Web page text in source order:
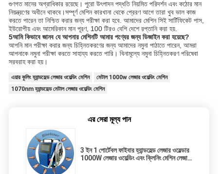
গুণগত মানের অগ্রাধিকার রয়েছে। পুরো উৎপাদন পদ্ধতি নিয়মিত পরিদর্শন এবং কঠোর মান
নিয়ন্ত্রণের অধীনে থাকবে।সম্পূর্ণ মেশিন কারখানা থেকে প্রেরণ আগে তারা খুব ভাল কাজ
করতে পারেন তা নিশ্চিত করার জন্য পরীক্ষা করা হবে. আমাদের মেশিন সিই সার্টিফিকেট পাস,
ইউরোপীয় এবং আমেরিকান মান পূরণ, 100 টিরও বেশি দেশে রপ্তানি করা হয়.
5আমি কিভাবে জানব যে আপনার মেশিনটি আমার পণ্যের জন্য ডিজাইন করা হয়েছে?
আপনি মান পরীক্ষা করার জন্য চিহ্নিতকরণের জন্য আমাদের নমুনা পাঠাতে পারেন, আমরা
আপনাকে নমুনা পরীক্ষা করতে সাহায্য করতে পারি। বিনামূল্যে নমুনা চিহ্নিতকরণ পরিষেবা
সরবরাহ করা হয়।
এয়ার কুলিং হ্যান্ডহেল্ড লেজার ওয়েল্ডিং মেশিন
মেটাল 1000w লেজার ওয়েল্ডিং মেশিন
1070nm হ্যান্ডহেল্ড মেটাল লেজার ওয়েল্ডিং মেশিন
এর সেরা মূল্য পান
3 ইন 1 পোর্টেবল ফাইবার হ্যান্ডহেল্ড লেজার ওয়েল্ডার
1000W লেজার ওয়েল্ডিং এবং ক্লিনিং মেশিন লেজার